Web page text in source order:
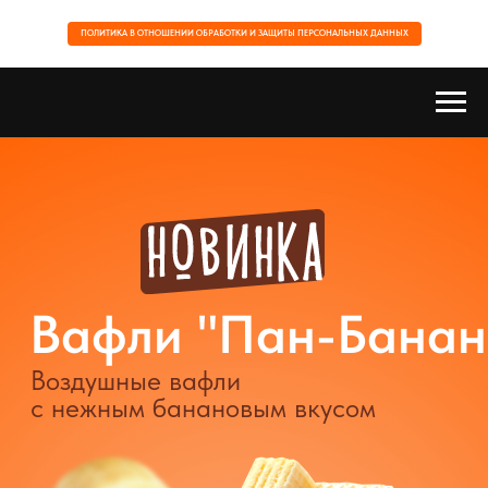
ПОЛИТИКА В ОТНОШЕНИИ ОБРАБОТКИ И ЗАЩИТЫ ПЕРСОНАЛЬНЫХ ДАННЫХ
Вафли "Пан-Банан"
Воздушные вафли
с нежным банановым вкусом